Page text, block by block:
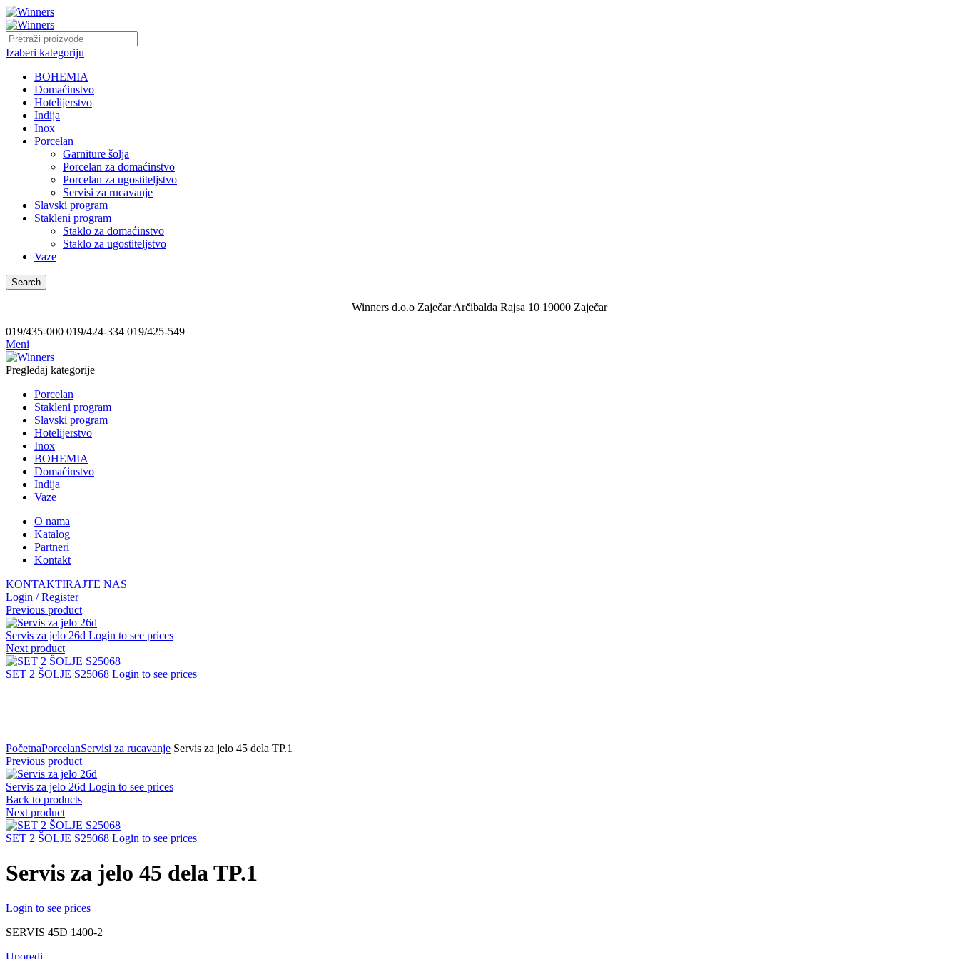
Izaberi kategoriju
BOHEMIA
Domaćinstvo
Hotelijerstvo
Indija
Inox
Porcelan
Garniture šolja
Porcelan za domaćinstvo
Porcelan za ugostiteljstvo
Servisi za rucavanje
Slavski program
Stakleni program
Staklo za domaćinstvo
Staklo za ugostiteljstvo
Vaze
Search
Winners d.o.o Zaječar Arčibalda Rajsa 10 19000 Zaječar
019/435-000 019/424-334 019/425-549
Meni
Pregledaj kategorije
Porcelan
Stakleni program
Slavski program
Hotelijerstvo
Inox
BOHEMIA
Domaćinstvo
Indija
Vaze
O nama
Katalog
Partneri
Kontakt
KONTAKTIRAJTE NAS
Login / Register
Previous product
Servis za jelo 26d Login to see prices
Next product
SET 2 ŠOLJE S25068 Login to see prices
PočetnaPorcelanServisi za rucavanje Servis za jelo 45 dela TP.1
Previous product
Servis za jelo 26d Login to see prices
Back to products
Next product
SET 2 ŠOLJE S25068 Login to see prices
Servis za jelo 45 dela TP.1
Login to see prices
SERVIS 45D 1400-2
Uporedi